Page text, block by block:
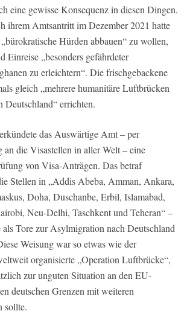
eine gewisse Konsequenz in diesen Dingen.
ihrem Amtsantritt im Dezember 2021 hatte
Hürden abbauen“ zu wollen,
Einreise „besonders gefährdeter
zu erleichtern“. Die frischgebackene
gleich „mehrere humanitäre Luftbrücken
Deutschland“ errichten.
das Auswärtige Amt – per
an die Visastellen in aller Welt – eine
von Visa-Anträgen. Das betraf
Stellen in „Addis Abeba, Amman, Ankara,
Doha, Duschanbe, Erbil, Islamabad,
Neu-Delhi, Taschkent und Teheran“ –
als Tore zur Asylmigration nach Deutschland
Weisung war so etwas wie der
organisierte „Operation Luftbrücke“,
zur unguten Situation an den EU-
deutschen Grenzen mit weiteren
sollte.